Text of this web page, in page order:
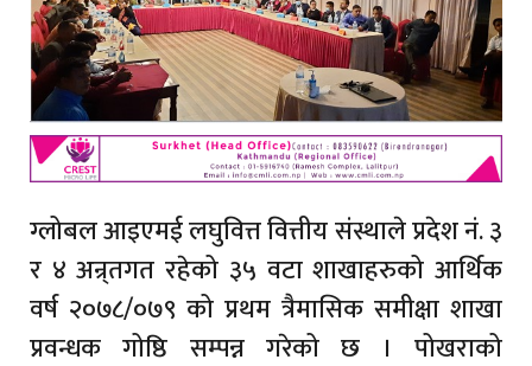
ग्लोबल आइएमई लघुवित्त वित्तीय संस्थाले प्रदेश नं. ३
र ४ अन्र्तगत रहेको ३५ वटा शाखाहरुको आर्थिक
वर्ष २०७८/०७९ को प्रथम त्रैमासिक समीक्षा शाखा
प्रवन्धक गोष्ठि सम्पन्न गरेको छ । पोखराको